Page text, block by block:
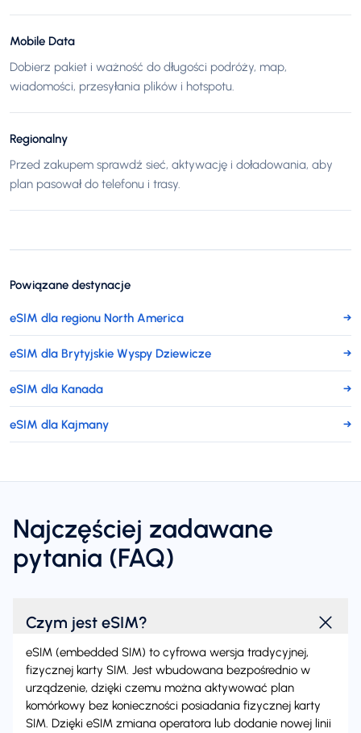
Mobile Data
Dobierz pakiet i ważność do długości podróży, map,
wiadomości, przesyłania plików i hotspotu.
Regionalny
Przed zakupem sprawdź sieć, aktywację i doładowania, aby
plan pasował do telefonu i trasy.
Powiązane destynacje
eSIM dla regionu North America →
eSIM dla Brytyjskie Wyspy Dziewicze →
eSIM dla Kanada →
eSIM dla Kajmany →
Najczęściej zadawane
pytania (FAQ)
Czym jest eSIM?
eSIM (embedded SIM) to cyfrowa wersja tradycyjnej,
fizycznej karty SIM. Jest wbudowana bezpośrednio w
urządzenie, dzięki czemu można aktywować plan
komórkowy bez konieczności posiadania fizycznej karty
SIM. Dzięki eSIM zmiana operatora lub dodanie nowej linii